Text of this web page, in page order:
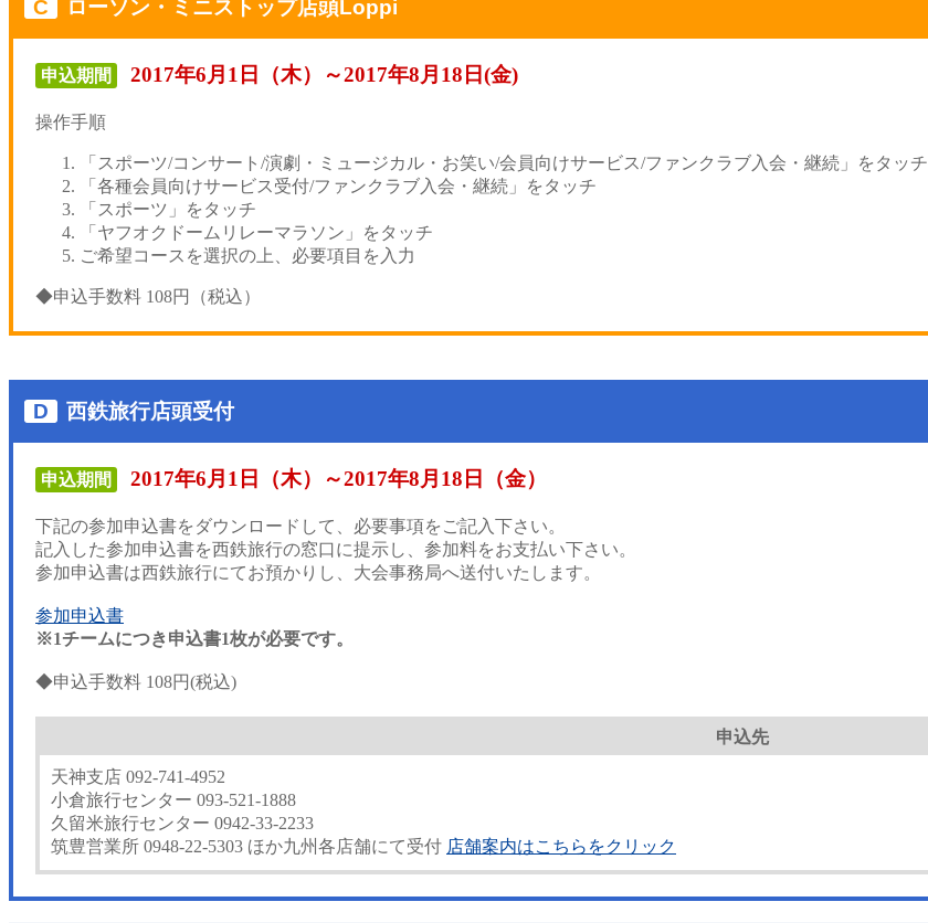
C ローソン・ミニストップ店頭Loppi
申込期間 2017年6月1日（木）～2017年8月18日(金)
操作手順
「スポーツ/コンサート/演劇・ミュージカル・お笑い/会員向けサービス/ファンクラブ入会・継続」をタッチ
「各種会員向けサービス受付/ファンクラブ入会・継続」をタッチ
「スポーツ」をタッチ
「ヤフオクドームリレーマラソン」をタッチ
ご希望コースを選択の上、必要項目を入力
◆申込手数料 108円（税込）
D 西鉄旅行店頭受付
申込期間 2017年6月1日（木）～2017年8月18日（金）
下記の参加申込書をダウンロードして、必要事項をご記入下さい。
記入した参加申込書を西鉄旅行の窓口に提示し、参加料をお支払い下さい。
参加申込書は西鉄旅行にてお預かりし、大会事務局へ送付いたします。
参加申込書
※1チームにつき申込書1枚が必要です。
◆申込手数料 108円(税込)
申込先
天神支店 092-741-4952
小倉旅行センター 093-521-1888
久留米旅行センター 0942-33-2233
筑豊営業所 0948-22-5303 ほか九州各店舗にて受付 店舗案内はこちらをクリック